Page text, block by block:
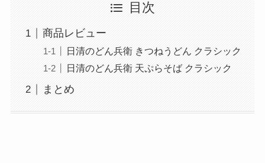
目次
商品レビュー
日清のどん兵衛 きつねうどん クラシック
日清のどん兵衛 天ぷらそば クラシック
まとめ